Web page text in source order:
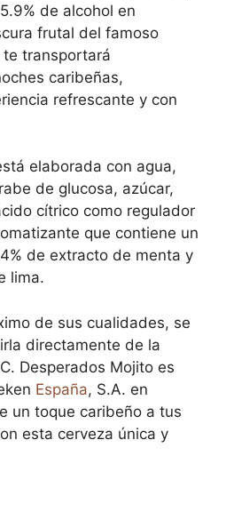
de alcohol en
frutal del famoso
transportará
caribeñas,
refrescante y con
elaborada con agua,
de glucosa, azúcar,
cítrico como regulador
que contiene un
de extracto de menta y
lima.
de sus cualidades, se
directamente de la
Desperados Mojito es
España, S.A. en
un toque caribeño a tus
esta cerveza única y